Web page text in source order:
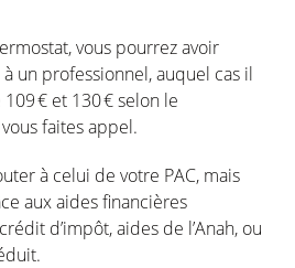
vous pourrezavoir
à un professionnel,auquel cas il
€ et 130 €selon le
vousfaitesappel.
à celui de votre PAC, mais
aux aidesfinancières
crédit d’impôt, aides de l’Anah, ou
.